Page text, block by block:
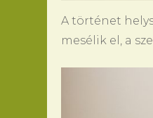
A történet
mesélik el, a